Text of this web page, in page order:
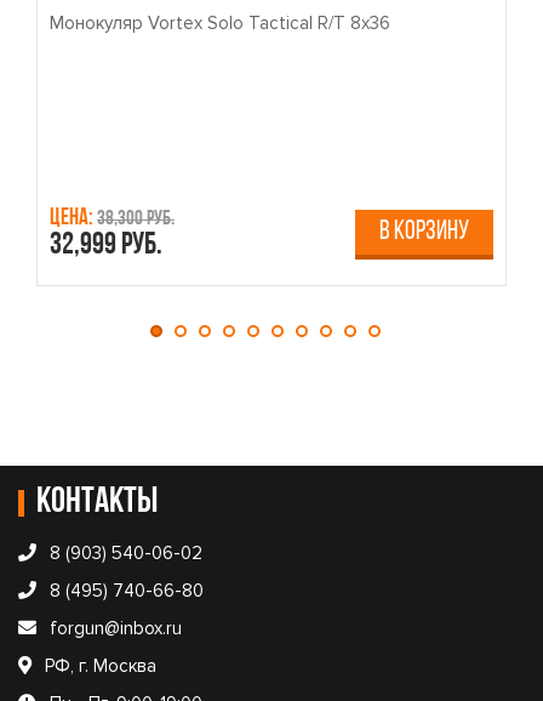
Монокуляр Vortex Solo Tactical R/T 8x36
Цена: 38,300 руб.
32,999 руб. В КОРЗИНУ
Контакты
8 (903) 540-06-02
8 (495) 740-66-80
forgun@inbox.ru
РФ, г. Москва